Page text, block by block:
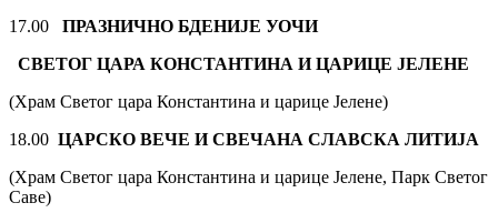
17.00 ПРАЗНИЧНО БДЕНИЈЕ УОЧИ
СВЕТОГ ЦАРА КОНСТАНТИНА И ЦАРИЦЕ ЈЕЛЕНЕ
(Храм Светог цара Константина и царице Јелене)
18.00 ЦАРСКО ВЕЧЕ И СВЕЧАНА СЛАВСКА ЛИТИЈА
(Храм Светог цара Константина и царице Јелене, Парк Светог
Саве)